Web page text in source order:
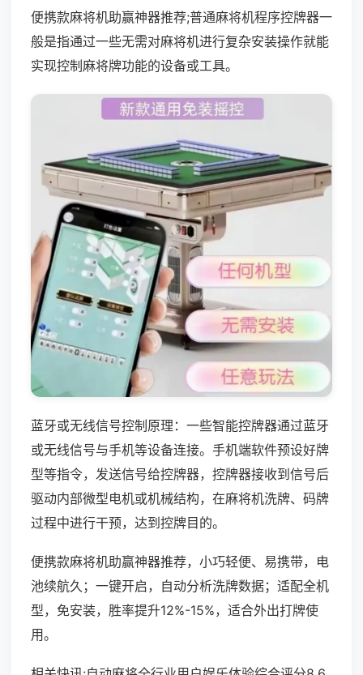
便携款麻将机助赢神器推荐;普通麻将机程序控牌器一
般是指通过一些无需对麻将机进行复杂安装操作就能
实现控制麻将牌功能的设备或工具。
蓝牙或无线信号控制原理：一些智能控牌器通过蓝牙
或无线信号与手机等设备连接。手机端软件预设好牌
型等指令，发送信号给控牌器，控牌器接收到信号后
驱动内部微型电机或机械结构，在麻将机洗牌、码牌
过程中进行干预，达到控牌目的。
便携款麻将机助赢神器推荐，小巧轻便、易携带，电
池续航久；一键开启，自动分析洗牌数据；适配全机
型，免安装，胜率提升12%-15%，适合外出打牌使
用。